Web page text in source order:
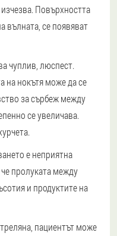
Повърхността
вълната, се появяват
чуплив, люспест.
на нокътя може да се
за сърбеж между
се увеличава.
е неприятна
пролуката между
и продуктите на
пациентът може